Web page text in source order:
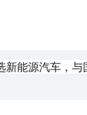
新能源汽车，